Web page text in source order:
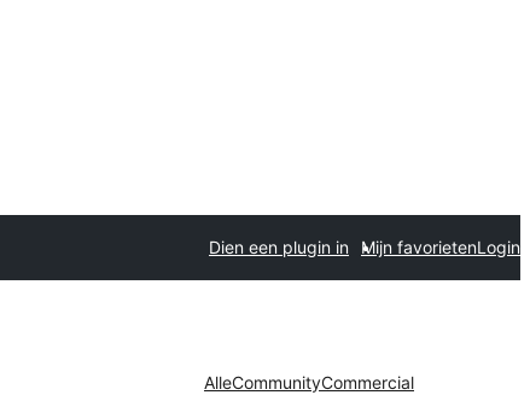
Dien een plugin in Mijn favorietenLogin
AlleCommunityCommercial